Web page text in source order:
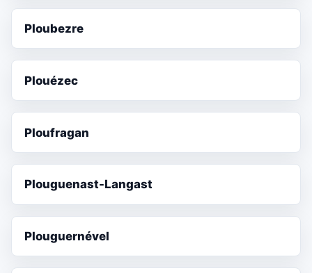
Ploubezre
Plouézec
Ploufragan
Plouguenast-Langast
Plouguernével